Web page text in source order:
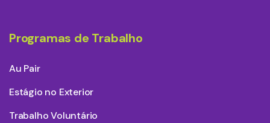
Programas de Trabalho
Au Pair
Estágio no Exterior
Trabalho Voluntário